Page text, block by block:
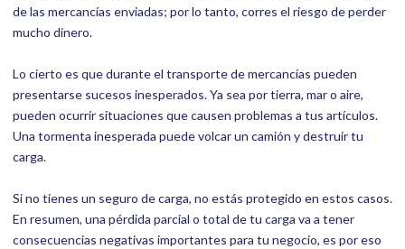
de las mercancías enviadas; por lo tanto, corres el riesgo de perder
mucho dinero.
Lo cierto es que durante el transporte de mercancías pueden
presentarse sucesos inesperados. Ya sea por tierra, mar o aire,
pueden ocurrir situaciones que causen problemas a tus artículos.
Una tormenta inesperada puede volcar un camión y destruir tu
carga.
Si no tienes un seguro de carga, no estás protegido en estos casos.
En resumen, una pérdida parcial o total de tu carga va a tener
consecuencias negativas importantes para tu negocio, es por eso